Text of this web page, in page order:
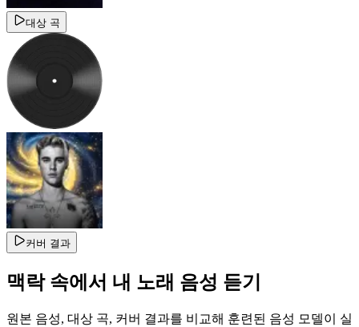
대상 곡
커버 결과
맥락 속에서 내 노래 음성 듣기
원본 음성, 대상 곡, 커버 결과를 비교해 훈련된 음성 모델이 실